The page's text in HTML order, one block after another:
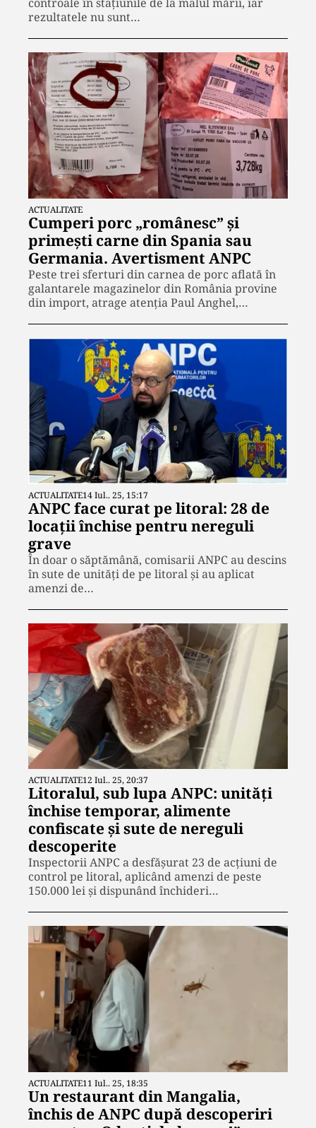
rezultatele nu sunt…
ACTUALITATE
Cumperi porc „românesc” și
primești carne din Spania sau
Germania. Avertisment ANPC
Peste trei sferturi din carnea de porc aflată în
galantarele magazinelor din România provine
din import, atrage atenția Paul Anghel,…
ACTUALITATE14 Iul.. 25, 15:17
ANPC face curat pe litoral: 28 de
locații închise pentru nereguli
grave
În doar o săptămână, comisarii ANPC au descins
în sute de unități de pe litoral și au aplicat
amenzi de…
ACTUALITATE12 Iul.. 25, 20:37
Litoralul, sub lupa ANPC: unități
închise temporar, alimente
confiscate și sute de nereguli
descoperite
Inspectorii ANPC a desfășurat 23 de acțiuni de
control pe litoral, aplicând amenzi de peste
150.000 lei și dispunând închideri…
ACTUALITATE11 Iul.. 25, 18:35
Un restaurant din Mangalia,
închis de ANPC după descoperiri